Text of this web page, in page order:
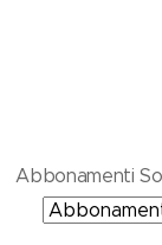
Abbonamenti